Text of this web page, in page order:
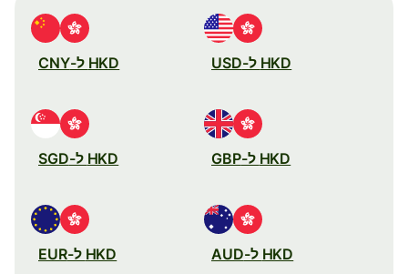
HKD ל-USD HKD ל-CNY
HKD ל-GBP HKD ל-SGD
HKD ל-AUD HKD ל-EUR